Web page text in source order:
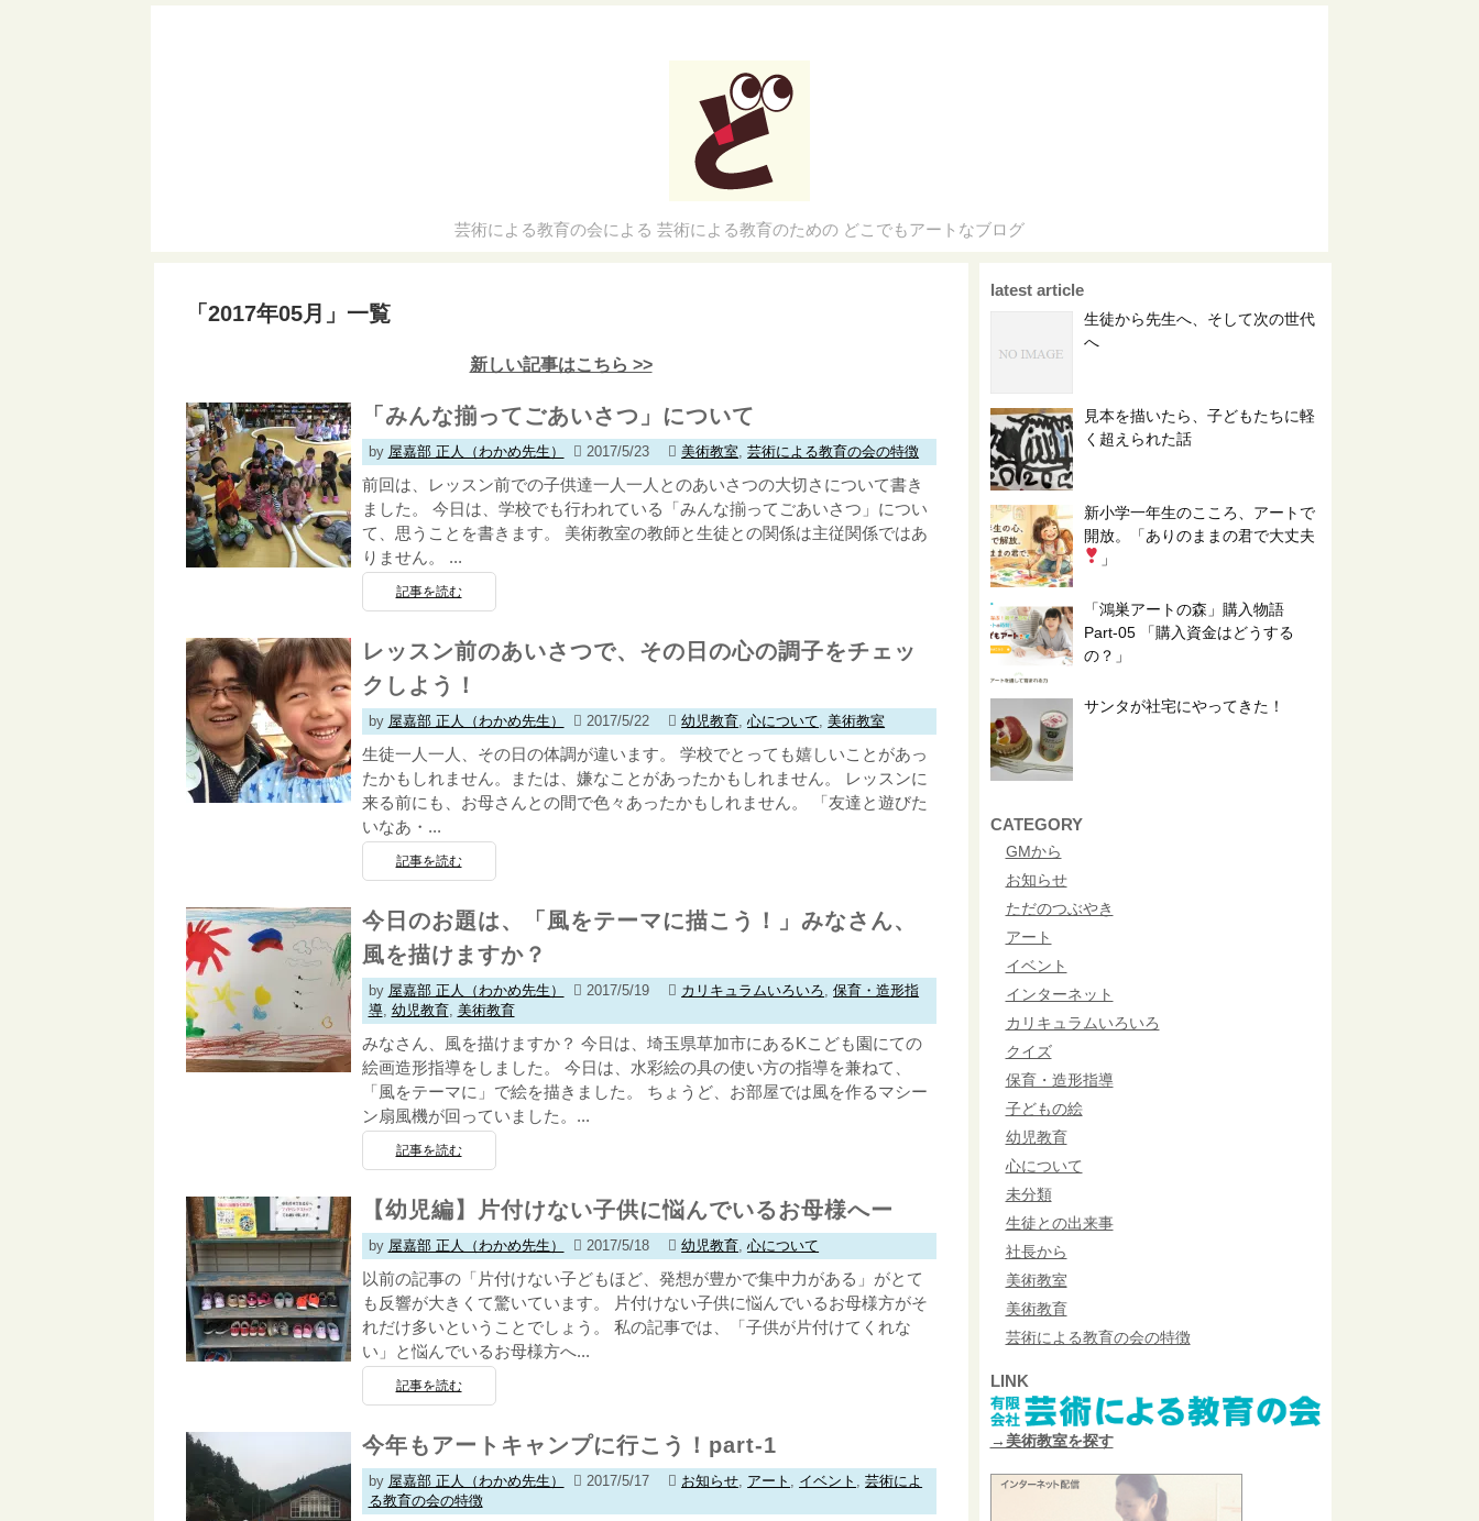
芸術による教育の会による 芸術による教育のための どこでもアートなブログ
「 2017年05月 」 一覧
新しい記事はこちら >>
「みんな揃ってごあいさつ」について
by 屋嘉部 正人（わかめ先生） 2017/5/23 美術教室 ,芸術による教育の会の特徴
前回は、レッスン前での子供達一人一人とのあいさつの大切さについて書き
ました。 今日は、学校でも行われている「みんな揃ってごあいさつ」につい
て、思うことを書きます。 美術教室の教師と生徒との関係は主従関係ではあ
りません。 ...
記事を読む
レッスン前のあいさつで、その日の心の調子をチェッ
クしよう！
by 屋嘉部 正人（わかめ先生） 2017/5/22 幼児教育 ,心について ,美術教室
生徒一人一人、その日の体調が違います。 学校でとっても嬉しいことがあっ
たかもしれません。または、嫌なことがあったかもしれません。 レッスンに
来る前にも、お母さんとの間で色々あったかもしれません。 「友達と遊びた
いなあ・...
記事を読む
今日のお題は、「風をテーマに描こう！」みなさん、
風を描けますか？
by 屋嘉部 正人（わかめ先生） 2017/5/19 カリキュラムいろいろ ,保育・造形指
導, 幼児教育, 美術教育
みなさん、風を描けますか？ 今日は、埼玉県草加市にあるKこども園にての
絵画造形指導をしました。 今日は、水彩絵の具の使い方の指導を兼ねて、
「風をテーマに」で絵を描きました。 ちょうど、お部屋では風を作るマシー
ン扇風機が回っていました。...
記事を読む
【幼児編】片付けない子供に悩んでいるお母様へー
by 屋嘉部 正人（わかめ先生） 2017/5/18 幼児教育 ,心について
以前の記事の「片付けない子どもほど、発想が豊かで集中力がある」がとて
も反響が大きくて驚いています。 片付けない子供に悩んでいるお母様方がそ
れだけ多いということでしょう。 私の記事では、「子供が片付けてくれな
い」と悩んでいるお母様方へ...
記事を読む
今年もアートキャンプに行こう！part-1
by 屋嘉部 正人（わかめ先生） 2017/5/17 お知らせ アート イベント ,芸術によ
る教育の会の特徴
latest article
生徒から先生へ、そして次の世代
へ
見本を描いたら、子どもたちに軽
く超えられた話
新小学一年生のこころ、アートで
開放。「ありのままの君で大丈夫
」
「鴻巣アートの森」購入物語
Part-05 「購入資金はどうする
の？」
サンタが社宅にやってきた！
CATEGORY
GMから
お知らせ
ただのつぶやき
アート
イベント
インターネット
カリキュラムいろいろ
クイズ
保育・造形指導
子どもの絵
幼児教育
心について
未分類
生徒との出来事
社長から
美術教室
美術教育
芸術による教育の会の特徴
LINK
→美術教室を探す